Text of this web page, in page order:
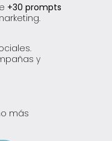
+30 prompts
y
más